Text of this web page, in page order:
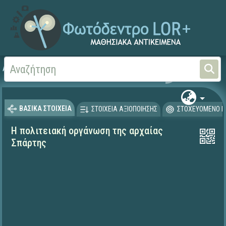
Αρχική
ΒΑΣΙΚΑ ΣΤΟΙΧΕΙΑ ΣΤΟΙΧΕΙΑ ΑΞΙΟΠΟΙΗΣΗΣ ΣΤΟΧΕΥΟΜΕΝΟ
Η πολιτειακή οργάνωση της αρχαίας
Σπάρτης